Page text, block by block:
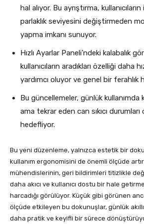
hal alıyor. Bu ayrıştırma,
parlaklık seviyesini değiştirmeden
yapma imkanı sunuyor.
Hızlı Ayarlar Paneli’ndeki kalabalık
kullanıcıların aradıkları özelliği daha
yardımcı oluyor ve genel bir ferahlık
Bu güncellemeler, günlük kullanımda
ama tekrar eden can sıkıcı durumları
hedefliyor.
Bu yeni düzenleme, yalnızca estetik bir
kullanım ergonomisini de önemli ölçüde
mühendislerinin, geri bildirimleri titizlikle
daha akıcı ve kullanıcı dostu bir hale
harcadığı görülüyor. Küçük gibi görünen
ölçüde etkileyen bu dokunuşlar, günlük
daha pratik ve keyifli bir sürece